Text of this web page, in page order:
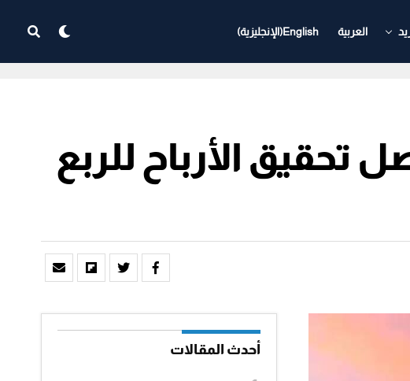
العربية English
(الإنجليزية)
تحقيق الأرباح للربع
أحدث المقالات